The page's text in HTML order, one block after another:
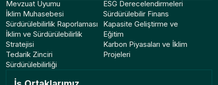
Mevzuat Uyumu
İklim Muhasebesi
Sürdürülebilirlik Raporlaması
İklim ve Sürdürülebilirlik
Stratejisi
Tedarik Zinciri
Sürdürülebilirliği
ESG Derecelendirmeleri
Sürdürülebilir Finans
Kapasite Geliştirme ve
Eğitim
Karbon Piyasaları ve İklim
Projeleri